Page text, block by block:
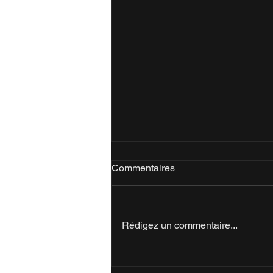
Commentaires
Rédigez un commentaire...